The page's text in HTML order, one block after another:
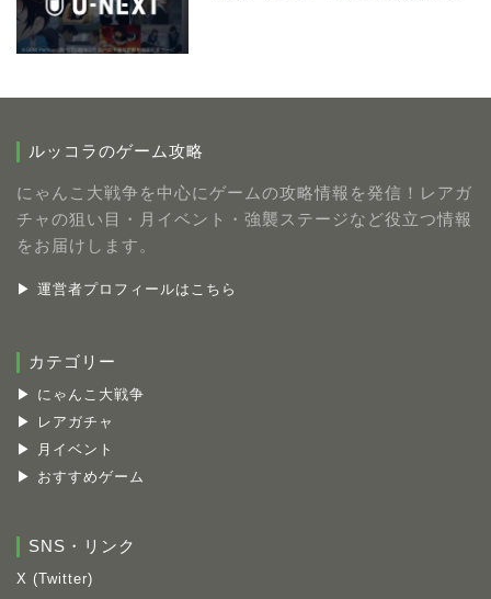
ルッコラのゲーム攻略
にゃんこ大戦争を中心にゲームの攻略情報を発信！レアガ
チャの狙い目・月イベント・強襲ステージなど役立つ情報
をお届けします。
▶ 運営者プロフィールはこちら
カテゴリー
▶ にゃんこ大戦争
▶ レアガチャ
▶ 月イベント
▶ おすすめゲーム
SNS・リンク
X (Twitter)